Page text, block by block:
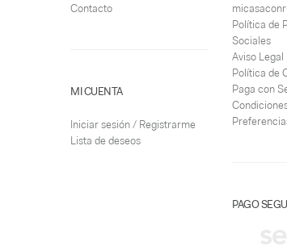
Contacto
MI CUENTA
Iniciar sesión / Registrarme
Lista de deseos
Política de
Sociales
Aviso Legal
Política de
Paga con
PAGO